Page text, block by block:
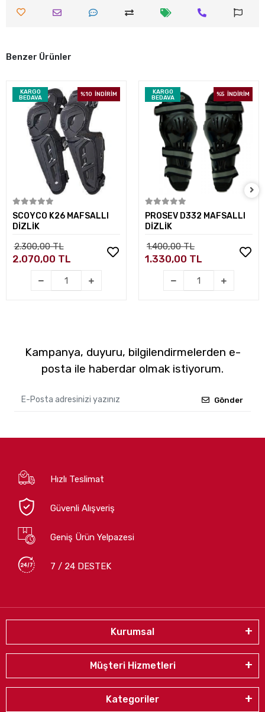
Benzer Ürünler
KARGO
BEDAVA
%10 İNDİRİM
Sepete Ekle
SCOYCO K26 MAFSALLI
DİZLİK
2.300,00 TL
2.070,00 TL
KARGO
BEDAVA
%5 İNDİRİM
Sepete Ekle
PROSEV D332 MAFSALLI
DİZLİK
1.400,00 TL
1.330,00 TL
Kampanya, duyuru, bilgilendirmelerden e-
posta ile haberdar olmak istiyorum.
Gönder
Hızlı Teslimat
Güvenli Alışveriş
Geniş Ürün Yelpazesi
7 / 24 DESTEK
Kurumsal
Müşteri Hizmetleri
Kategoriler